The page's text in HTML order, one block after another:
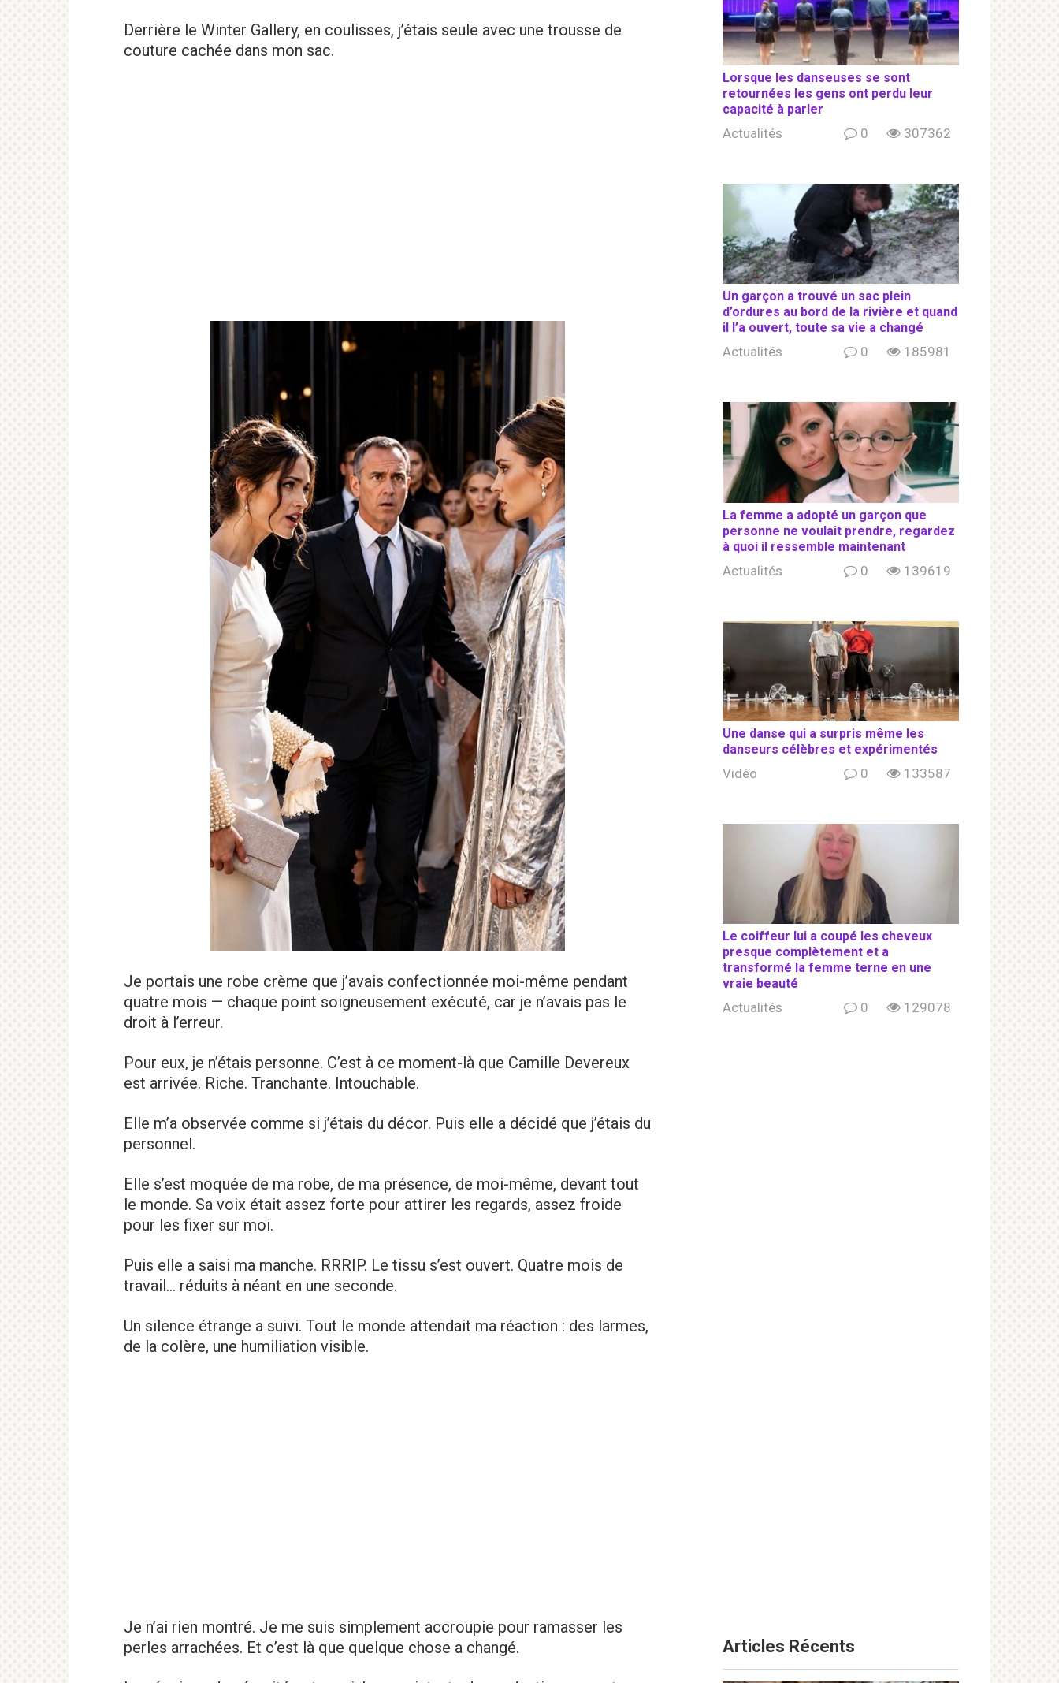
Derrière le Winter Gallery, en coulisses, j’étais seule avec une trousse de
couture cachée dans mon sac.
Je portais une robe crème que j’avais confectionnée moi-même pendant
quatre mois — chaque point soigneusement exécuté, car je n’avais pas le
droit à l’erreur.
Pour eux, je n’étais personne. C’est à ce moment-là que Camille Devereux
est arrivée. Riche. Tranchante. Intouchable.
Elle m’a observée comme si j’étais du décor. Puis elle a décidé que j’étais du
personnel.
Elle s’est moquée de ma robe, de ma présence, de moi-même, devant tout
le monde. Sa voix était assez forte pour attirer les regards, assez froide
pour les fixer sur moi.
Puis elle a saisi ma manche. RRRIP. Le tissu s’est ouvert. Quatre mois de
travail… réduits à néant en une seconde.
Un silence étrange a suivi. Tout le monde attendait ma réaction : des larmes,
de la colère, une humiliation visible.
Je n’ai rien montré. Je me suis simplement accroupie pour ramasser les
perles arrachées. Et c’est là que quelque chose a changé.
Lorsque les danseuses se sont
retournées les gens ont perdu leur
capacité à parler
Actualités 0 307362
Un garçon a trouvé un sac plein
d’ordures au bord de la rivière et quand
il l’a ouvert, toute sa vie a changé
Actualités 0 185981
La femme a adopté un garçon que
personne ne voulait prendre, regardez
à quoi il ressemble maintenant
Actualités 0 139619
Une danse qui a surpris même les
danseurs célèbres et expérimentés
Vidéo 0 133587
Le coiffeur lui a coupé les cheveux
presque complètement et a
transformé la femme terne en une
vraie beauté
Actualités 0 129078
Articles Récents